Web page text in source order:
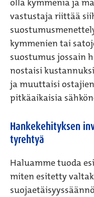
olla kymmeniä ja
vastustaja riittää
kymmenien tai
suostumus jossain
nostaisi
ja muuttaisi
pitkäaikaisia
Hankekehityksen
tyrehtyä
Haluamme tuoda
miten esitetty